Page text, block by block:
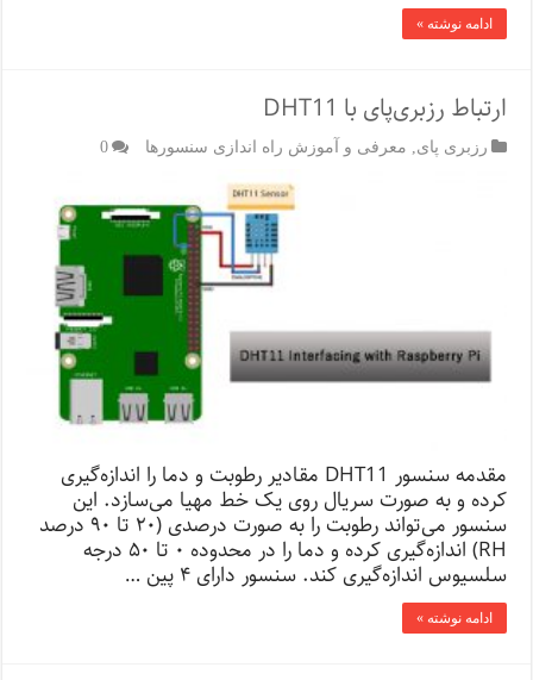
ادامه نوشته »
ارتباط رزبری‌پای با DHT11
رزبری پای معرفی و آموزش راه اندازی سنسورها 0
مقدمه سنسور DHT11 مقادیر رطوبت و دما را اندازه‌گیری
کرده و به صورت سریال روی یک خط مهیا می‌سازد. این
سنسور می‌تواند رطوبت را به صورت درصدی (۲۰ تا ۹۰ درصد
RH) اندازه‌گیری کرده و دما را در محدوده ۰ تا ۵۰ درجه
سلسیوس اندازه‌گیری کند. سنسور دارای ۴ پین …
ادامه نوشته »